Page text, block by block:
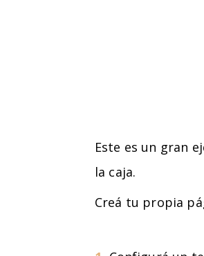
Este es un gran
la caja.
Creá tu propia